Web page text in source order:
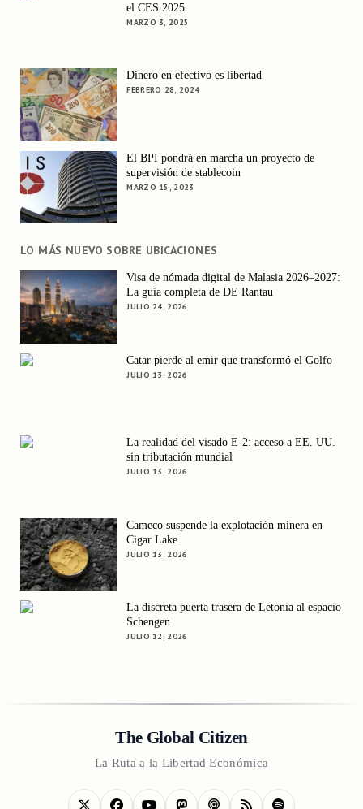
el CES 2025
MARZO 3, 2025
Dinero en efectivo es libertad
FEBRERO 28, 2024
El BPI pondrá en marcha un proyecto de
supervisión de stablecoin
MARZO 15, 2023
LO MÁS NUEVO SOBRE UBICACIONES
Visa de nómada digital de Malasia 2026–2027:
La guía completa de DE Rantau
JULIO 24, 2026
Catar pierde al emir que transformó el Golfo
JULIO 13, 2026
La realidad del visado E-2: acceso a EE. UU.
sin tributación mundial
JULIO 13, 2026
Cameco suspende la explotación minera en
Cigar Lake
JULIO 13, 2026
La discreta puerta trasera de Letonia al espacio
Schengen
JULIO 12, 2026
The Global Citizen
La Ruta a la Libertad Económica